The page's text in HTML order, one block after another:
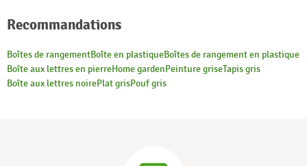
Recommandations
Boîtes de rangementBoîte en plastiqueBoîtes de rangement en plastique
Boîte aux lettres en pierreHome gardenPeinture griseTapis gris
Boîte aux lettres noirePlat grisPouf gris